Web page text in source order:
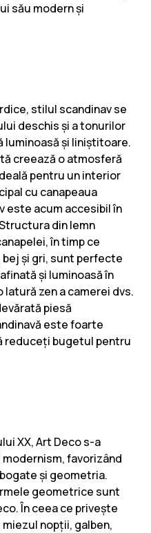
său modern și
stilul scandinav se
deschis și a tonurilor
și liniștitoare.
creează o atmosferă
pentru un interior
cu canapeaua
este acum accesibil în
din lemn
în timp ce
bej și gri, sunt perfecte
și luminoasă în
zen a camerei dvs.
piesă
este foarte
reduceți bugetul pentru
XX, Art Deco s-a
favorizând
și geometria.
geometrice sunt
În ceea ce privește
nopții, galben,